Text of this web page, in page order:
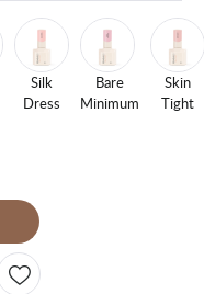
Silk
Dress
Bare
Minimum
Skin
Tight